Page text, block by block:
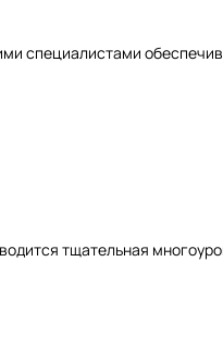
специалистами
тщательная